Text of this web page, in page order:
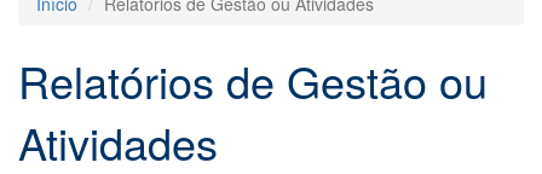
Relatórios de Gestão ou
Atividades